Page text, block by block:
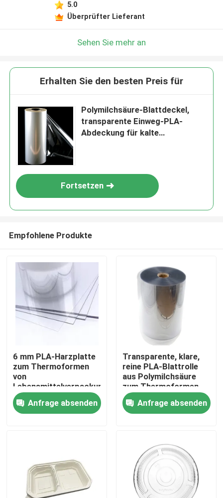
Über uns
5.0
Überprüfter Lieferant
Sehen Sie mehr an
Erhalten Sie den besten Preis für
Polymilchsäure-Blattdeckel,
transparente Einweg-PLA-
Abdeckung für kalte
Fortsetzen
Empfohlene Produkte
6 mm PLA-Harzplatte
zum Thermoformen
von
Lebensmittelverpackungen,
Hühner-Fisch-Fleisch-
TablettAnfrage absenden
Transparente, klare,
reine PLA-Blattrolle
aus Polymilchsäure
zum Thermoformen
Anfrage absenden